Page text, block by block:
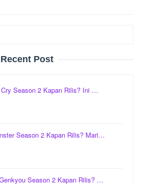
Recent Post
Season 2 Kapan Rilis? Ini …
Season 2 Kapan Rilis? Mari…
Season 2 Kapan Rilis? …